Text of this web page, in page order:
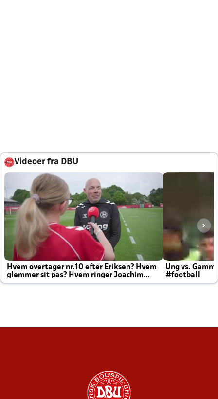
Videoer fra DBU
Hvem overtager nr.10 efter Eriksen? Hvem
glemmer sit pas? Hvem ringer Joachim
altid til efter kampe?
Ung vs.
#football